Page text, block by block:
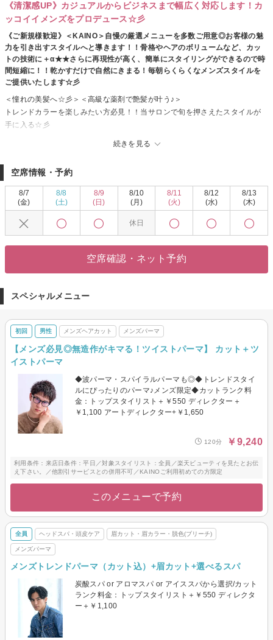
《清潔感UP》カジュアルからビジネスまで幅広く対応します！カ
ッコイイメンズをプロデュース☆彡
《ご新規様歓迎》＜KAINO＞自慢の厳選メニューを多数ご用意◎お客様の魅
力を引き出すスタイルへと導きます！！骨格やヘアのボリュームなど、カッ
トの技術に＋α★★さらに再現性が高く、簡単にスタイリングができるので時
間短縮に！！乾かすだけで自然にきまる！毎朝らくらくなメンズスタイルを
ご提供いたします☆彡
続きを見る
＜憧れの美髪へ☆彡＞＜高級な薬剤で艶髪が叶う♪＞
トレンドカラーを楽しみたい方必見！！当サロンで旬を押さえたスタイルが
手に入る☆彡
カットにカラーも合わせてトータルバランスのよい似合わせをご提供いたし
ます☆彡
きっと満足していただけますので、お気軽にご来店くださいませ。
空席情報・予約
8/7
(金)
8/8
(土)
8/9
(日)
8/10
(月)
休日
8/11
(火)
8/12
(水)
8/13
(木)
空席確認・ネット予約
スペシャルメニュー
初回 男性 メンズヘアカット メンズパーマ
【メンズ必見◎無造作がキマる！ツイストパーマ】 カット＋ツ
イストパーマ
◆波パーマ・スパイラルパーマも◎◆トレンドスタイ
ルにぴったりのパーマ♪メンズ限定◆カットランク料
金：トップスタイリスト＋￥550 ディレクター＋
￥1,100 アートディレクター+￥1,650
120分 ￥9,240
利用条件：来店日条件：平日／対象スタイリスト：全員／楽天ビューティを見たとお伝
え下さい。／他割引サービスとの併用不可／KAINOご利用初めての方限定
このメニューで予約
全員 ヘッドスパ・頭皮ケア 眉カット・眉カラー・脱色(ブリーチ)
メンズパーマ
メンズトレンドパーマ（カット込）+眉カット+選べるスパ
炭酸スパ or アロマスパ or アイススパから選択/カット
ランク料金：トップスタイリスト＋￥550 ディレクタ
ー＋￥1,100